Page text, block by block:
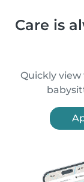
Care is
Quickly